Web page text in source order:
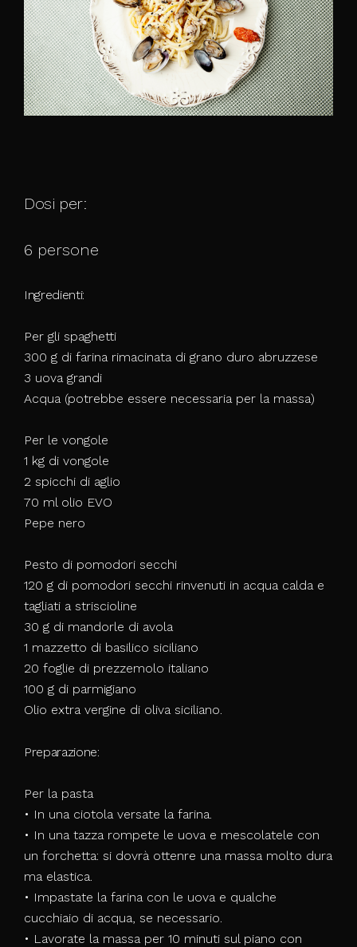
Dosi per:
6 persone
Ingredienti:
Per gli spaghetti
300 g di farina rimacinata di grano duro abruzzese
3 uova grandi
Acqua (potrebbe essere necessaria per la massa)
Per le vongole
1 kg di vongole
2 spicchi di aglio
70 ml olio EVO
Pepe nero
Pesto di pomodori secchi
120 g di pomodori secchi rinvenuti in acqua calda e
tagliati a striscioline
30 g di mandorle di avola
1 mazzetto di basilico siciliano
20 foglie di prezzemolo italiano
100 g di parmigiano
Olio extra vergine di oliva siciliano.
Preparazione:
Per la pasta
• In una ciotola versate la farina.
• In una tazza rompete le uova e mescolatele con
un forchetta: si dovrà ottenre una massa molto dura
ma elastica.
• Impastate la farina con le uova e qualche
cucchiaio di acqua, se necessario.
• Lavorate la massa per 10 minuti sul piano con